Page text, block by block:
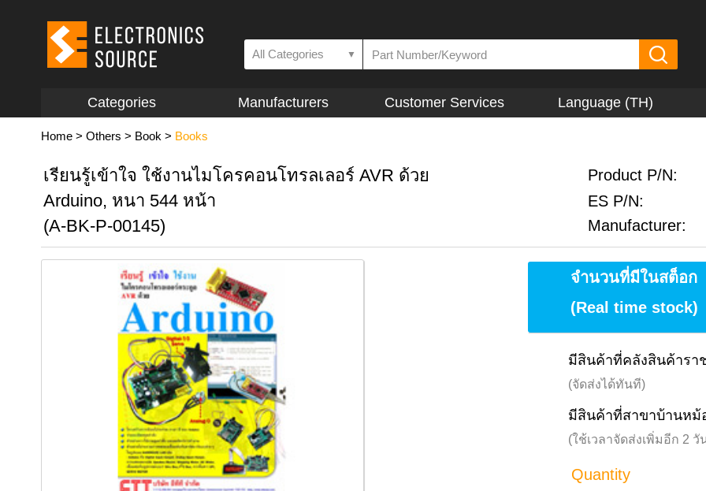
All Categories ▼
Categories Manufacturers Customer Services Language (TH)
Home > Others > Book > Books
เรียนรู้เข้าใจ ใช้งานไมโครคอนโทรลเลอร์ AVR ด้วย Product P/N:
Arduino, หนา 544 หน้า ES P/N:
(A-BK-P-00145) Manufacturer:
จำนวนที่มีในสต็อก
(Real time stock)
มีสินค้าที่คลังสินค้ารา
(จัดส่งได้ทันที)
มีสินค้าที่สาขาบ้านหม้
(ใช้เวลาจัดส่งเพิ่มอีก 2 วั
Quantity